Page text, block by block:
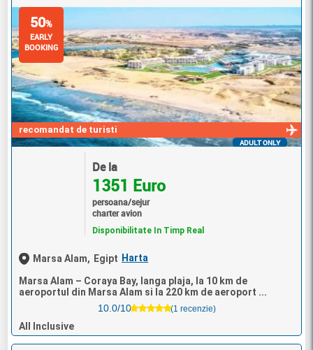
recomandat de turisti
50%
EARLY
BOOKING
ADULT ONLY
De la
1351 Euro
persoana/sejur
charter avion
Disponibilitate In Timp Real
Marsa Alam, Egipt Harta
Marsa Alam – Coraya Bay, langa plaja, la 10 km de
aeroportul din Marsa Alam si la 220 km de aeroport ...
10.0/10
(1 recenzie)
All Inclusive